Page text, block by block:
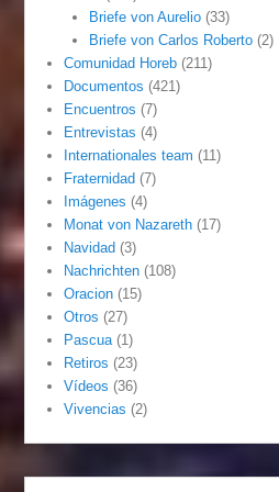
Briefe von Aurelio(33)
Briefe von Carlos Roberto(2)
Comunidad Horeb (211)
Documentos (421)
Encuentros (7)
Entrevistas (4)
Internationales team (11)
Fraternidad (7)
Imágenes (4)
Monat von Nazareth (17)
Navidad (3)
Nachrichten (108)
Oracion (15)
Otros (27)
Pascua (1)
Retiros (23)
Vídeos (36)
Vivencias (2)